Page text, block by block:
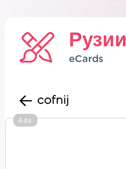
Рузии
eCards
cofnij
Ads